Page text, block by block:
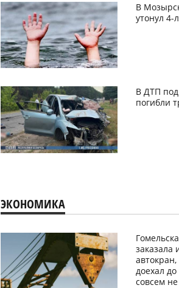
В
утонул 4-
В ДТП под
погибли
ЭКОНОМИКА
заказала
доехал
совсем